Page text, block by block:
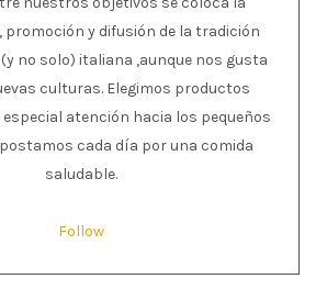
promoción y difusión de la tradición
no solo) italiana ,aunque nos gusta
culturas. Elegimos productos
atención hacia los pequeños
cada día por una comida
saludable.
Follow